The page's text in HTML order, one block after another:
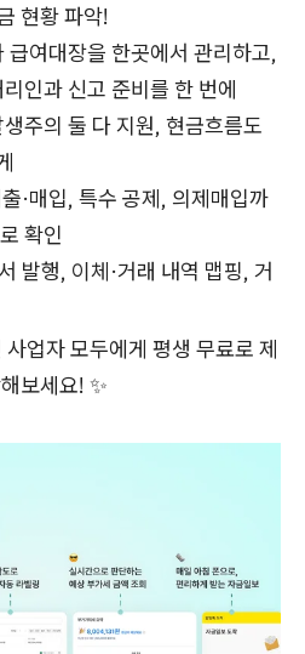
현황 파악!
급여대장을 한곳에서 관리하고,
인과 신고 준비를 한 번에
주의 둘 다 지원, 현금흐름도
·매입, 특수 공제, 의제매입까
확인
발행, 이체·거래 내역 맵핑, 거
업자 모두에게 평생 무료로 제
보세요! ✨